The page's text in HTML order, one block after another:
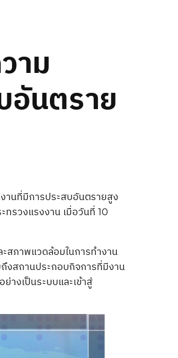
าม
อันตราย
านที่มีการประสบอันตรายสูง
ทรวงแรงงาน เมื่อวันที่ 10
สภาพแวดล้อมในการทำงาน
งสถานประกอบกิจการที่มีงาน
างเป็นระบบและเข้าสู่